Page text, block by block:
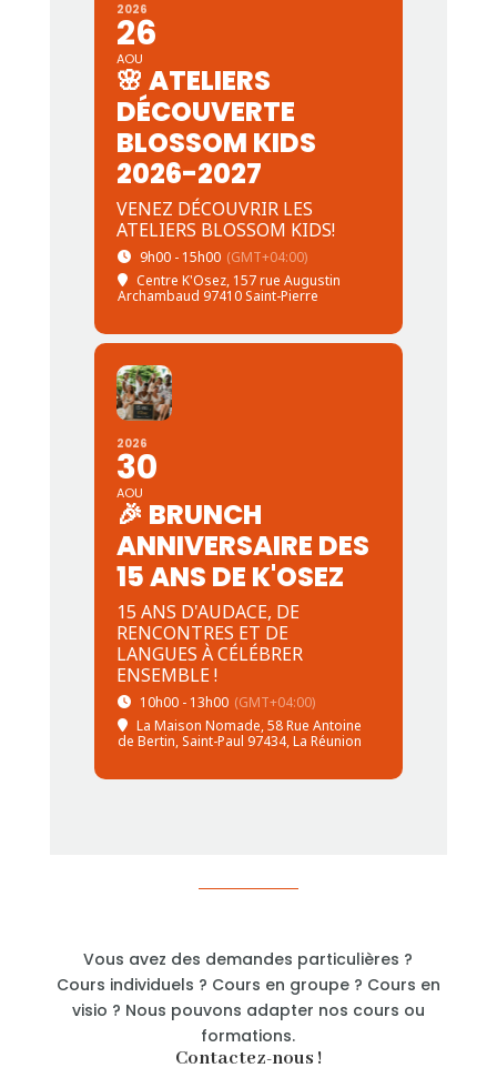
2026
26
AOU
🌸 ATELIERS
DÉCOUVERTE
BLOSSOM KIDS
2026-2027
VENEZ DÉCOUVRIR LES
ATELIERS BLOSSOM KIDS!
9h00 - 15h00 (GMT+04:00)
Centre K'Osez, 157 rue Augustin
Archambaud 97410 Saint-Pierre
2026
30
AOU
🎉 BRUNCH
ANNIVERSAIRE DES
15 ANS DE K'OSEZ
15 ANS D'AUDACE, DE
RENCONTRES ET DE
LANGUES À CÉLÉBRER
ENSEMBLE !
10h00 - 13h00 (GMT+04:00)
La Maison Nomade, 58 Rue Antoine
de Bertin, Saint-Paul 97434, La Réunion
Vous avez des demandes particulières ?
Cours individuels ? Cours en groupe ? Cours en
visio ? Nous pouvons adapter nos cours ou
formations.
Contactez-nous !